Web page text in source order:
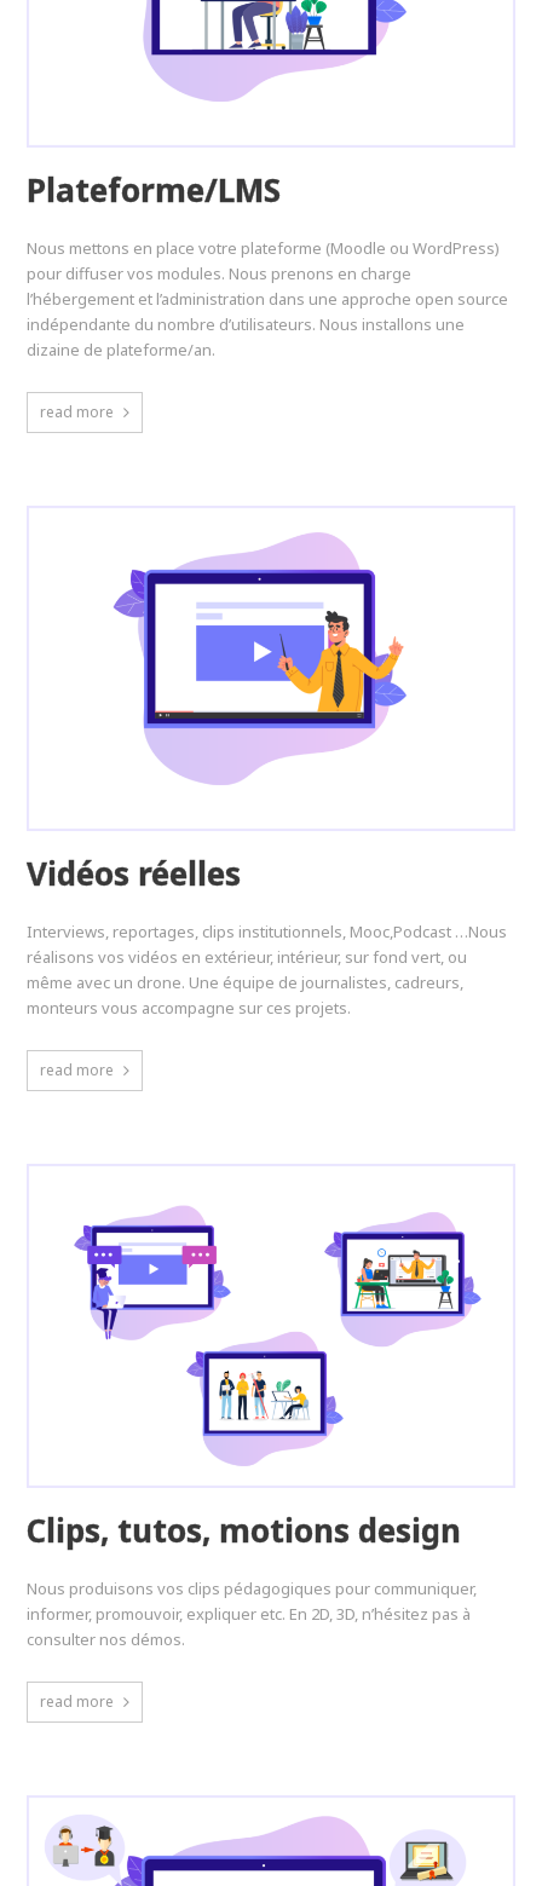
Plateforme/LMS
Nous mettons en place votre plateforme (Moodle ou WordPress)
pour diffuser vos modules. Nous prenons en charge
l’hébergement et l’administration dans une approche open source
indépendante du nombre d’utilisateurs. Nous installons une
dizaine de plateforme/an.
read more
Vidéos réelles
Interviews, reportages, clips institutionnels, Mooc,Podcast …Nous
réalisons vos vidéos en extérieur, intérieur, sur fond vert, ou
même avec un drone. Une équipe de journalistes, cadreurs,
monteurs vous accompagne sur ces projets.
read more
Clips, tutos, motions design
Nous produisons vos clips pédagogiques pour communiquer,
informer, promouvoir, expliquer etc. En 2D, 3D, n’hésitez pas à
consulter nos démos.
read more